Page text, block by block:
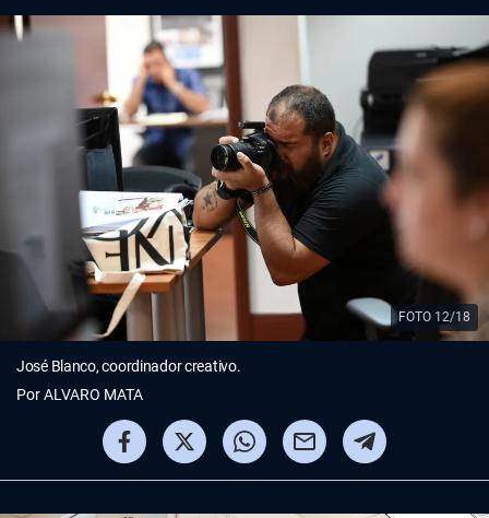
FOTO 12/18
PorALVARO MATA
José Blanco, coordinador creativo.